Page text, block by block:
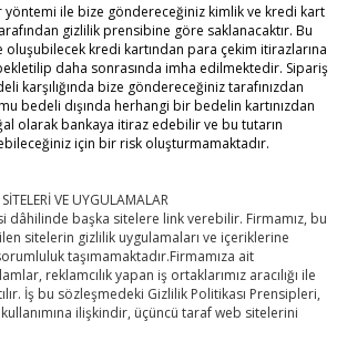
yöntemi ile bize göndereceğiniz kimlik ve kredi kart
gizlilik prensibine göre saklanacaktır. Bu
oluşubilecek kredi kartından para çekim itirazlarına
daha sonrasında imha edilmektedir. Sipariş
karşılığında bize göndereceğiniz tarafınızdan
bedeli dışında herhangi bir bedelin kartınızdan
olarak bankaya itiraz edebilir ve bu tutarın
için bir risk oluşturmamaktadır.
VE UYGULAMALAR
dâhilinde başka sitelere link verebilir. Firmamız, bu
sitelerin gizlilik uygulamaları ve içeriklerine
taşımamaktadır.Firmamıza ait
reklamcılık yapan iş ortaklarımız aracılığı ile
İş bu sözleşmedeki Gizlilik Politikası Prensipleri,
kullanımına ilişkindir, üçüncü taraf web sitelerini